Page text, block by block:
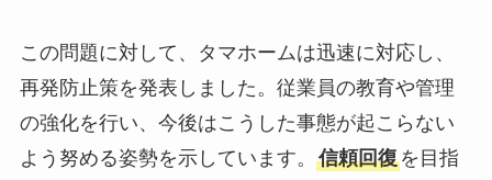
この問題に対して、タマホームは迅速に対応し、
再発防止策を発表しました。従業員の教育や管理
の強化を行い、今後はこうした事態が起こらない
よう努める姿勢を示しています。 信頼回復を目指